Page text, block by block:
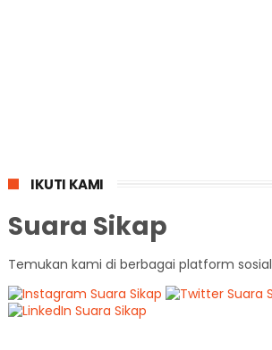
IKUTI KAMI
Suara Sikap
Temukan kami di berbagai platform sosial